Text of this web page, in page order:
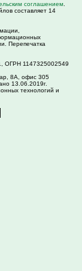
соглашением
составляет 14
Перепечатка
ОГРН 1147325002549
8А, офис 305
13.06.2019г.
технологий и